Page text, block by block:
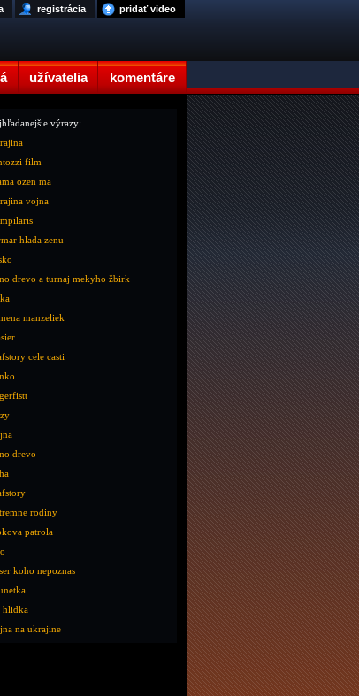
užívatelia komentáre
pridať video
registrácia
výrazy:
film
ozen ma
vojna
hlada zenu
drevo a turnaj mekyho žbirk
manzeliek
cele casti
drevo
rodiny
patrola
koho nepoznas
hlidka
na ukrajine